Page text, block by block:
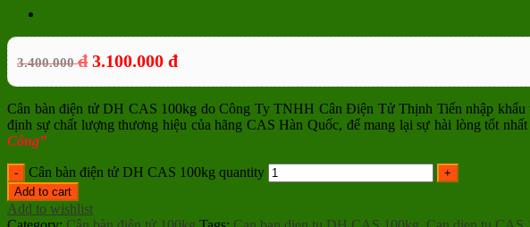
3.400.000đ 3.100.000 đ
Cân bàn điện tử DH CAS 100kg do Công Ty TNHH Cân Điện Tử Thịnh Tiến nhập khẩu
định sự chất lượng thương hiệu của hãng CAS Hàn Quốc, để mang lại sự hài lòng tốt
Công”
Cân bàn điện tử DH CAS 100kg quantity
Add to cart
Add to wishlist